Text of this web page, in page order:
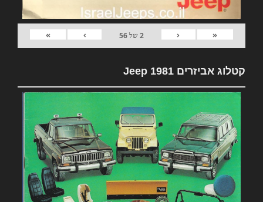
«
‹
2של56
›
»
קטלוג אביזרים 1981 Jeep